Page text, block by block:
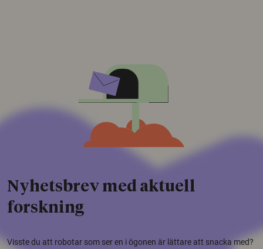
Nyhetsbrev med aktuell
forskning
Visste du att robotar som ser en i ögonen är lättare att snacka med?